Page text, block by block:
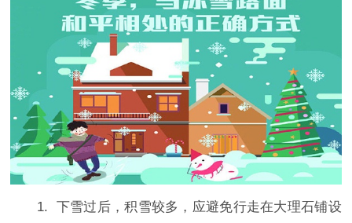
1. 下雪过后，积雪较多，应避免行走在大理石铺设